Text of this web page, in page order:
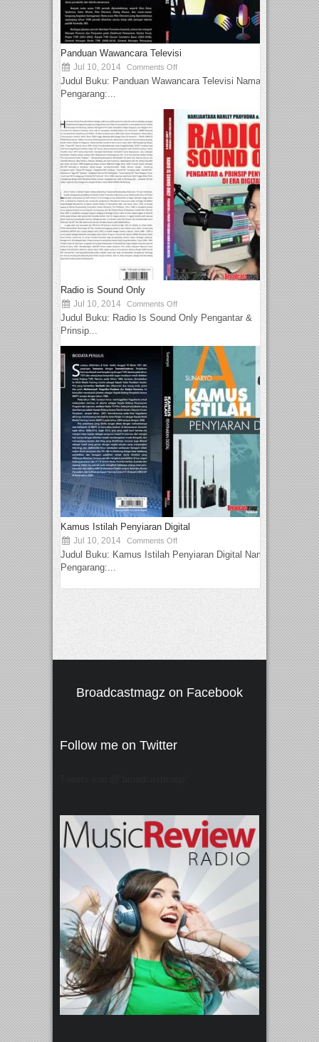
Panduan Wawancara Televisi
Jul 10, 2014 Comments Off
Judul Buku: Panduan Wawancara Televisi Nama
Pengarang:...
Radio is Sound Only
Jul 10, 2014 Comments Off
Judul Buku: Radio Is Sound Only Pengantar &
Prinsip...
Kamus Istilah Penyiaran Digital
Jul 10, 2014 Comments Off
Judul Buku: Kamus Istilah Penyiaran Digital Nama
Pengarang:...
Broadcastmagz on Facebook
Follow me on Twitter